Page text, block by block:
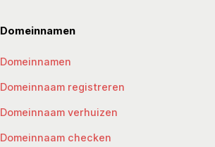
Domeinnamen
Domeinnamen
Domeinnaam registreren
Domeinnaam verhuizen
Domeinnaam checken